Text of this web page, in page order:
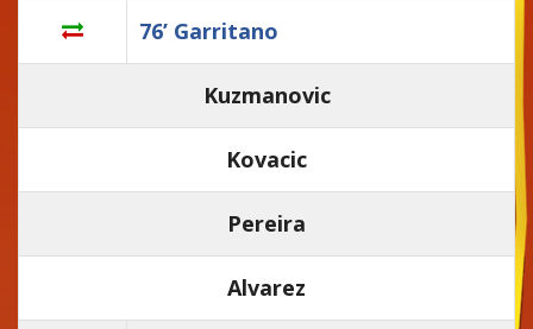
76’ Garritano
Kuzmanovic
Kovacic
Pereira
Alvarez